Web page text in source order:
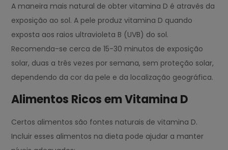
A maneira mais natural de obter vitamina D é através da
exposição ao sol. A pele produz vitamina D quando
exposta aos raios ultravioleta B (UVB) do sol.
Recomenda-se cerca de 15-30 minutos de exposição
solar, duas a três vezes por semana, sem proteção solar,
dependendo da cor da pele e da localização geográfica.
Alimentos Ricos em Vitamina D
Certos alimentos são fontes naturais de vitamina D.
Incluir esses alimentos na dieta pode ajudar a manter